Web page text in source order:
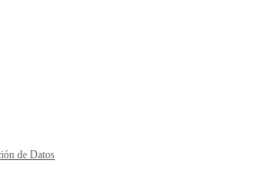
de Datos